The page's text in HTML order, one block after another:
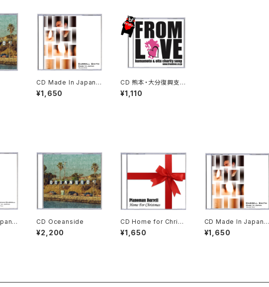
CD Made In Japan V
OL 1
¥1,650
CD 熊本・大分復興支援
ソングFROM LOVE
¥1,110
V CD Oceanside
¥2,200
CD Home for Christ
mas
¥1,650
CD Made In Japan V
OL 1
¥1,650